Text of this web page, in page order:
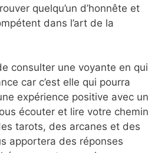
quelqu’un d’honnête et
dans l’art de la
consulter une voyante en qui
car c’est elle qui pourra
expérience positive avec un
écouter et lire votre chemin
tarots, des arcanes et des
apportera des réponses